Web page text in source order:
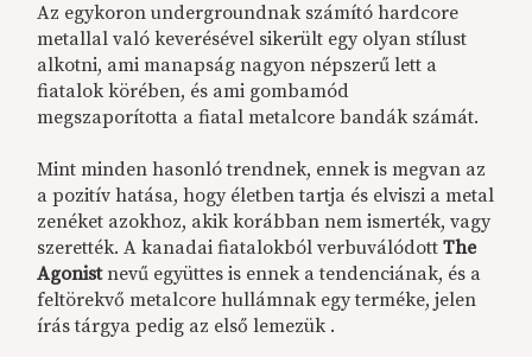
Az egykoron undergroundnak számító hardcore
metallal való keverésével sikerült egy olyan stílust
alkotni, ami manapság nagyon népszerű lett a
fiatalok körében, és ami gombamód
megszaporította a fiatal metalcore bandák számát.
Mint minden hasonló trendnek, ennek is megvan az
a pozitív hatása, hogy életben tartja és elviszi a metal
zenéket azokhoz, akik korábban nem ismerték, vagy
szerették. A kanadai fiatalokból verbuválódottThe
Agonistnevű együttes is ennek a tendenciának, és a
feltörekvő metalcore hullámnak egy terméke, jelen
írás tárgya pedig az első lemezük .